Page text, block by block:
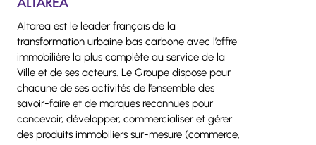
Altarea est le leader français de la
transformation urbaine bas carbone avec l’offre
immobilière la plus complète au service de la
Ville et de ses acteurs. Le Groupe dispose pour
chacune de ses activités de l’ensemble des
savoir-faire et de marques reconnues pour
concevoir, développer, commercialiser et gérer
des produits immobiliers sur-mesure (commerce,